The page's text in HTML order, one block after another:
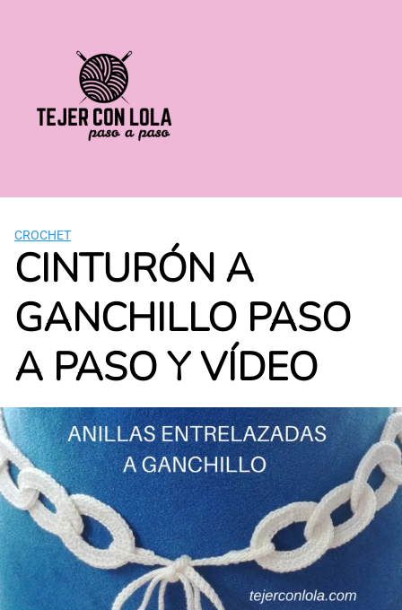
CROCHET
CINTURÓN A
GANCHILLO PASO
A PASO Y VÍDEO